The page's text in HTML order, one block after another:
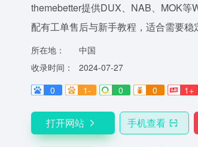
themebetter提供DUX、NAB、MOK等
配有工单售后与新手教程，适合需要
所在地：
中国
收录时间：
2024-07-27
0
1- 0 0 1+
打开网站 手机查看